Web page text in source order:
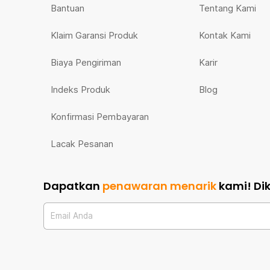
Bantuan
Klaim Garansi Produk
Biaya Pengiriman
Indeks Produk
Konfirmasi Pembayaran
Lacak Pesanan
Tentang Kami
Kontak Kami
Karir
Blog
Dapatkan penawaran menarik kami!
Email Anda